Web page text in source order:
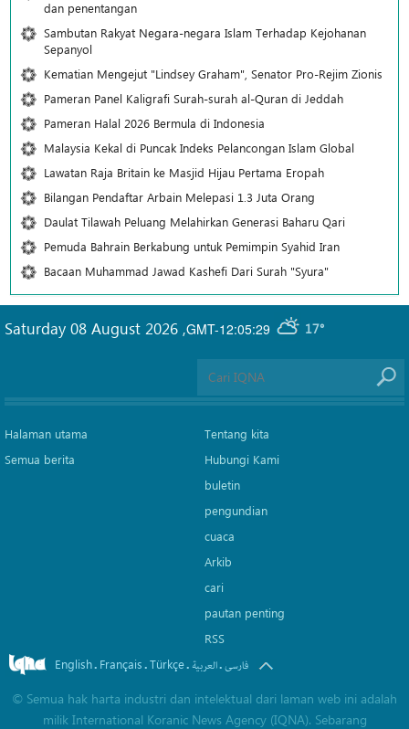
dan penentangan
Sambutan Rakyat Negara-negara Islam Terhadap Kejohanan
Sepanyol
Kematian Mengejut "Lindsey Graham", Senator Pro-Rejim Zionis
Pameran Panel Kaligrafi Surah-surah al-Quran di Jeddah
Pameran Halal 2026 Bermula di Indonesia
Malaysia Kekal di Puncak Indeks Pelancongan Islam Global
Lawatan Raja Britain ke Masjid Hijau Pertama Eropah
Bilangan Pendaftar Arbain Melepasi 1.3 Juta Orang
Daulat Tilawah Peluang Melahirkan Generasi Baharu Qari
Pemuda Bahrain Berkabung untuk Pemimpin Syahid Iran
Bacaan Muhammad Jawad Kashefi Dari Surah "Syura"
GMT-12:05:29 17°
Saturday 08 August 2026 ,
Halaman utama
Semua berita
Tentang kita
Hubungi Kami
buletin
pengundian
cuaca
Arkib
cari
pautan penting
RSS
English. Français.Türkçe. العربیة.فارسی
© Semua hak harta industri dan intelektual dari laman web ini adalah
milik International Koranic News Agency (IQNA). Sebarang